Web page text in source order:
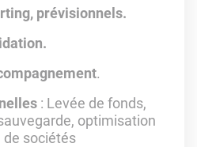
prévisionnels.
.
: Levée de fonds,
optimisation
de sociétés